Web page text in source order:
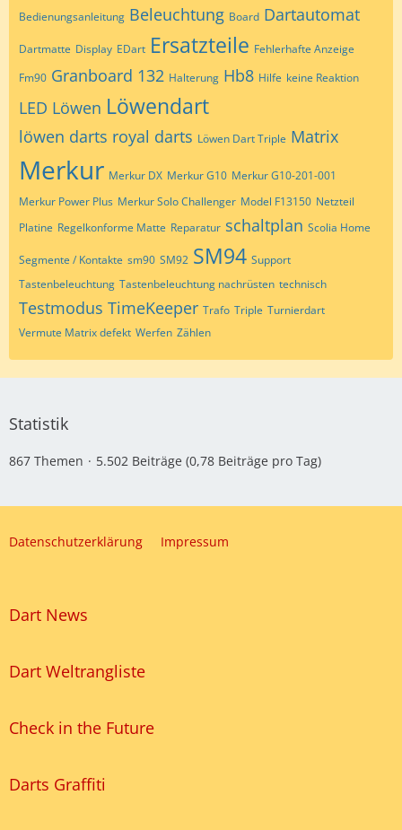
Bedienungsanleitung Beleuchtung Board Dartautomat
Dartmatte Display EDart Ersatzteile Fehlerhafte Anzeige
Fm90 Granboard 132 Halterung Hb8 Hilfe keine Reaktion
LED Löwen Löwendart
löwen darts royal darts Löwen Dart Triple Matrix
Merkur Merkur DX Merkur G10 Merkur G10-201-001
Merkur Power Plus Merkur Solo Challenger Model F13150 Netzteil
Platine Regelkonforme Matte Reparatur schaltplan Scolia Home
Segmente / Kontakte sm90 SM92 SM94 Support
Tastenbeleuchtung Tastenbeleuchtung nachrüsten technisch
Testmodus TimeKeeper Trafo Triple Turnierdart
Vermute Matrix defekt Werfen Zählen
Statistik
867 Themen 5.502 Beiträge (0,78 Beiträge pro Tag)
Datenschutzerklärung Impressum
Dart News
Dart Weltrangliste
Check in the Future
Darts Graffiti